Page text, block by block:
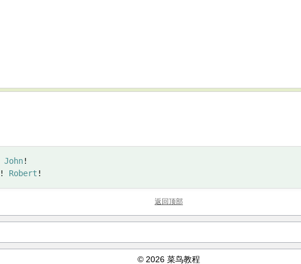
John!
! Robert !
返回顶部
© 2026 菜鸟教程